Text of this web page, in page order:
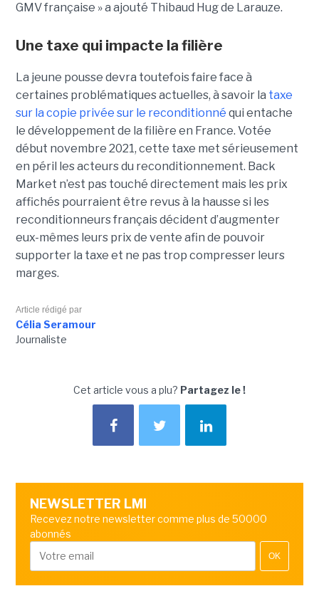
GMV française » a ajouté Thibaud Hug de Larauze.
Une taxe qui impacte la filière
La jeune pousse devra toutefois faire face à
certaines problématiques actuelles, à savoir la taxe
sur la copie privée sur le reconditionné qui entache
le développement de la filière en France. Votée
début novembre 2021, cette taxe met sérieusement
en péril les acteurs du reconditionnement. Back
Market n’est pas touché directement mais les prix
affichés pourraient être revus à la hausse si les
reconditionneurs français décident d’augmenter
eux-mêmes leurs prix de vente afin de pouvoir
supporter la taxe et ne pas trop compresser leurs
marges.
Article rédigé par
Célia Seramour
Journaliste
Cet article vous a plu? Partagez le !
NEWSLETTER LMI
Recevez notre newsletter comme plus de 50000
abonnés
OK